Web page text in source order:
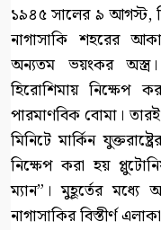
১৯৪৫ সালের ৯ আগস্ট,
নাগাসাকি শহরের
অন্যতম ভয়ংকর
হিরোশিমায় নিক্ষেপ
পারমাণবিক বোমা।
মিনিটে মার্কিন
নিক্ষেপ করা হয়
ম্যান”। মুহূর্তের
নাগাসাকির বিস্তীর্ণ